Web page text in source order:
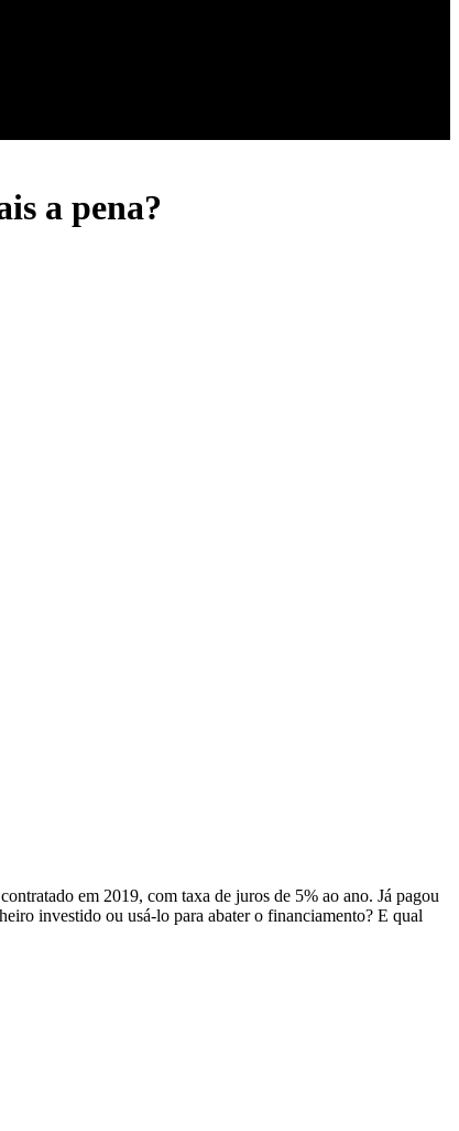
a pena?
em 2019, com taxa de juros de 5% ao ano. Já pagou
investido ou usá-lo para abater o financiamento? E qual